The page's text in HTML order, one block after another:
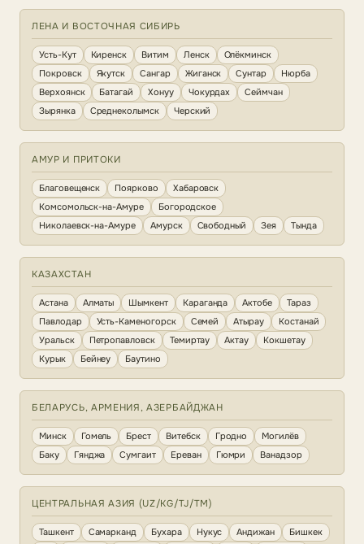
ЛЕНА И ВОСТОЧНАЯ СИБИРЬ
Усть-Кут Киренск Витим Ленск
Олёкминск
Покровск
Якутск Сангар Жиганск Сунтар
Нюрба
Верхоянск
Батагай Хонуу Чокурдах
Сеймчан
Зырянка
Среднеколымск Черский
АМУР И ПРИТОКИ
Благовещенск Поярково
Хабаровск
Комсомольск-на-Амуре
Богородское
Николаевск-на-Амуре
Амурск Свободный Зея Тында
КАЗАХСТАН
Астана Алматы Шымкент Караганда Актобе
Тараз
Павлодар
Усть-Каменогорск Семей Атырау
Костанай
Уральск
Петропавловск Темиртау Актау
Кокшетау
Курык
Бейнеу Баутино
БЕЛАРУСЬ, АРМЕНИЯ, АЗЕРБАЙДЖАН
Минск Гомель Брест Витебск Гродно
Могилёв
Баку
Гянджа Сумгаит Ереван Гюмри Ванадзор
ЦЕНТРАЛЬНАЯ АЗИЯ (UZ/KG/TJ/TM)
Ташкент Самарканд Бухара Нукус Андижан
Бишкек